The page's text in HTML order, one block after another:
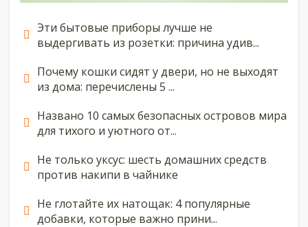
Эти бытовые приборы лучше не
выдергивать из розетки: причина удив...
Почему кошки сидят у двери, но не выходят
из дома: перечислены 5 ...
Названо 10 самых безопасных островов мира
для тихого и уютного от...
Не только уксус: шесть домашних средств
против накипи в чайнике
Не глотайте их натощак: 4 популярные
добавки, которые важно прини...